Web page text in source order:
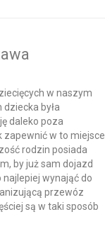
w naszym
była
daleko poza
zapewnić w to miejsce
rodzin posiada
by już sam dojazd
najlepiej wynająć do
przewóz
są w taki sposób